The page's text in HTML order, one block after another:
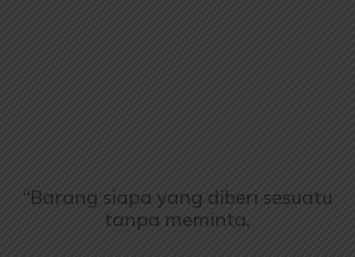
“Barang siapa yang diberi sesuatu
tanpa meminta,